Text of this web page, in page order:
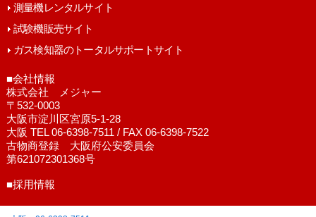
測量機レンタルサイト
試験機販売サイト
ガス検知器のトータルサポートサイト
■会社情報
株式会社 メジャー
〒532-0003
大阪市淀川区宮原5-1-28
大阪 TEL 06-6398-7511 / FAX 06-6398-7522
古物商登録 大阪府公安委員会
第621072301368号
■採用情報